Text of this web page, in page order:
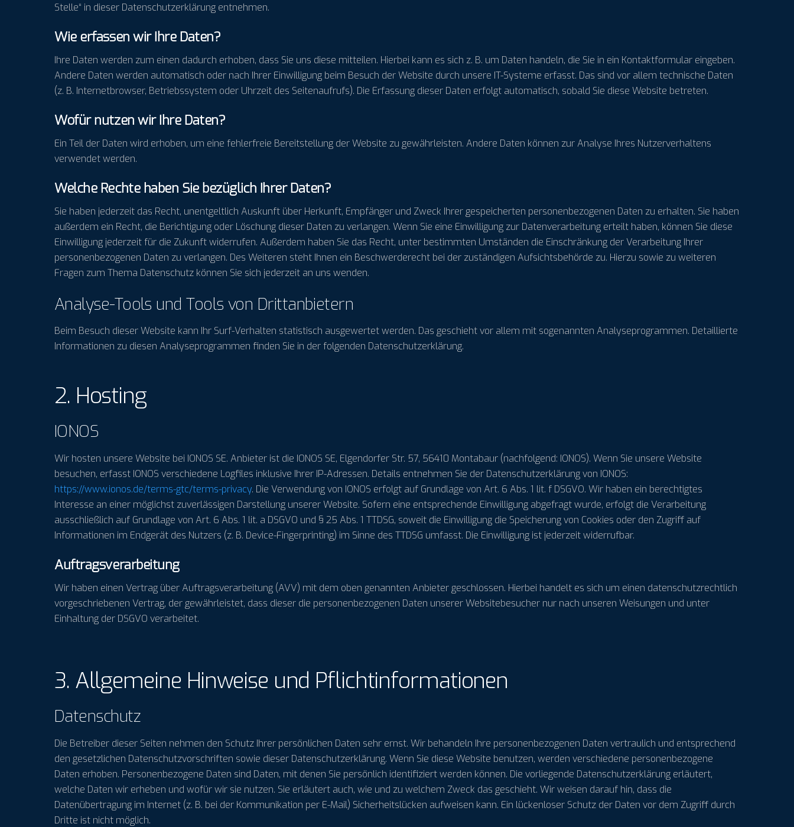
Stelle“ in dieser Datenschutzerklärung entnehmen.
Wie erfassen wir Ihre Daten?
Ihre Daten werden zum einen dadurch erhoben, dass Sie uns diese mitteilen. Hierbei kann es sich z. B. um Daten handeln, die Sie in ein Kontaktformular eingeben.
Andere Daten werden automatisch oder nach Ihrer Einwilligung beim Besuch der Website durch unsere IT-Systeme erfasst. Das sind vor allem technische Daten
(z. B. Internetbrowser, Betriebssystem oder Uhrzeit des Seitenaufrufs). Die Erfassung dieser Daten erfolgt automatisch, sobald Sie diese Website betreten.
Wofür nutzen wir Ihre Daten?
Ein Teil der Daten wird erhoben, um eine fehlerfreie Bereitstellung der Website zu gewährleisten. Andere Daten können zur Analyse Ihres Nutzerverhaltens
verwendet werden.
Welche Rechte haben Sie bezüglich Ihrer Daten?
Sie haben jederzeit das Recht, unentgeltlich Auskunft über Herkunft, Empfänger und Zweck Ihrer gespeicherten personenbezogenen Daten zu erhalten. Sie haben
außerdem ein Recht, die Berichtigung oder Löschung dieser Daten zu verlangen. Wenn Sie eine Einwilligung zur Datenverarbeitung erteilt haben, können Sie diese
Einwilligung jederzeit für die Zukunft widerrufen. Außerdem haben Sie das Recht, unter bestimmten Umständen die Einschränkung der Verarbeitung Ihrer
personenbezogenen Daten zu verlangen. Des Weiteren steht Ihnen ein Beschwerderecht bei der zuständigen Aufsichtsbehörde zu. Hierzu sowie zu weiteren
Fragen zum Thema Datenschutz können Sie sich jederzeit an uns wenden.
Analyse-Tools und Tools von Dritt­anbietern
Beim Besuch dieser Website kann Ihr Surf-Verhalten statistisch ausgewertet werden. Das geschieht vor allem mit sogenannten Analyseprogrammen. Detaillierte
Informationen zu diesen Analyseprogrammen finden Sie in der folgenden Datenschutzerklärung.
2. Hosting
IONOS
Wir hosten unsere Website bei IONOS SE. Anbieter ist die IONOS SE, Elgendorfer Str. 57, 56410 Montabaur (nachfolgend: IONOS). Wenn Sie unsere Website
besuchen, erfasst IONOS verschiedene Logfiles inklusive Ihrer IP-Adressen. Details entnehmen Sie der Datenschutzerklärung von IONOS:
https://www.ionos.de/terms-gtc/terms-privacy. Die Verwendung von IONOS erfolgt auf Grundlage von Art. 6 Abs. 1 lit. f DSGVO. Wir haben ein berechtigtes
Interesse an einer möglichst zuverlässigen Darstellung unserer Website. Sofern eine entsprechende Einwilligung abgefragt wurde, erfolgt die Verarbeitung
ausschließlich auf Grundlage von Art. 6 Abs. 1 lit. a DSGVO und § 25 Abs. 1 TTDSG, soweit die Einwilligung die Speicherung von Cookies oder den Zugriff auf
Informationen im Endgerät des Nutzers (z. B. Device-Fingerprinting) im Sinne des TTDSG umfasst. Die Einwilligung ist jederzeit widerrufbar.
Auftragsverarbeitung
Wir haben einen Vertrag über Auftragsverarbeitung (AVV) mit dem oben genannten Anbieter geschlossen. Hierbei handelt es sich um einen datenschutzrechtlich
vorgeschriebenen Vertrag, der gewährleistet, dass dieser die personenbezogenen Daten unserer Websitebesucher nur nach unseren Weisungen und unter
Einhaltung der DSGVO verarbeitet.
3. Allgemeine Hinweise und Pflicht­informationen
Datenschutz
Die Betreiber dieser Seiten nehmen den Schutz Ihrer persönlichen Daten sehr ernst. Wir behandeln Ihre personenbezogenen Daten vertraulich und entsprechend
den gesetzlichen Datenschutzvorschriften sowie dieser Datenschutzerklärung. Wenn Sie diese Website benutzen, werden verschiedene personenbezogene
Daten erhoben. Personenbezogene Daten sind Daten, mit denen Sie persönlich identifiziert werden können. Die vorliegende Datenschutzerklärung erläutert,
welche Daten wir erheben und wofür wir sie nutzen. Sie erläutert auch, wie und zu welchem Zweck das geschieht. Wir weisen darauf hin, dass die
Datenübertragung im Internet (z. B. bei der Kommunikation per E-Mail) Sicherheitslücken aufweisen kann. Ein lückenloser Schutz der Daten vor dem Zugriff durch
Dritte ist nicht möglich.